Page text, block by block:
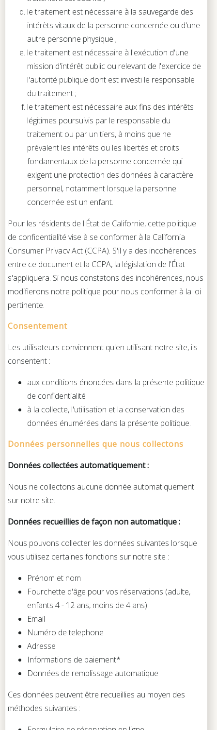
le traitement est nécessaire à la sauvegarde des
intérèts vitaux de la personne concernée ou d'une
autre personne physique ;
le traitement est nécessaire à l'exécution d'une
mission d'intérêt public ou relevant de l'exercice de
l'autorité publique dont est investi le responsable
du traitement ;
le traitement est nécessaire aux fins des intérêts
légitimes poursuivis par le responsable du
traitement ou par un tiers, à moins que ne
prévalent les intérêts ou les libertés et droits
fondamentaux de la personne concernée qui
exigent une protection des données à caractère
personnel, notamment lorsque la personne
concernée est un enfant.
Pour les résidents de l'État de Californie, cette politique
de confidentialité vise à se conformer à la California
Consumer Privacv Act (CCPA). S'il y a des incohérences
entre ce document et la CCPA, la législation de l'État
s'appliquera. Si nous constatons des incohérences, nous
modifierons notre politique pour nous conformer à la loi
pertinente.
Consentement
Les utilisateurs conviennent qu'en utilisant notre site, ils
consentent :
aux conditions énoncées dans la présente politique
de confidentialité
à la collecte, l'utilisation et la conservation des
données énumérées dans la présente politique.
Données personnelles que nous collectons
Données collectées automatiquement :
Nous ne collectons aucune donnée automatiquement
sur notre site.
Données recueillies de façon non automatique :
Nous pouvons collecter les données suivantes lorsque
vous utilisez certaines fonctions sur notre site :
Prénom et nom
Fourchette d'âge pour vos réservations (adulte,
enfants 4 - 12 ans, moins de 4 ans)
Email
Numéro de telephone
Adresse
Informations de paiement*
Données de remplissage automatique
Ces données peuvent être recueillies au moyen des
méthodes suivantes :